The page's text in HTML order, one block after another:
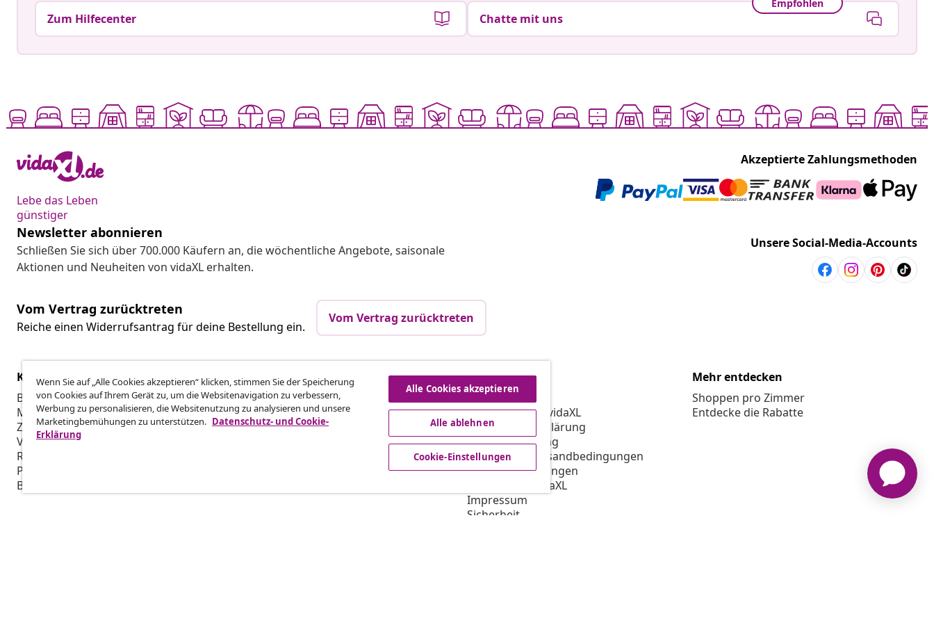
Zum Hilfecenter
Empfohlen
Chatte mit uns
Lebe das Leben
günstiger
Akzeptierte Zahlungsmethoden
Newsletter abonnieren
Schließen Sie sich über 700.000 Käufern an, die wöchentliche Angebote, saisonale
Aktionen und Neuheiten von vidaXL erhalten.
Unsere Social-Media-Accounts
Vom Vertrag zurücktreten
Reiche einen Widerrufsantrag für deine Bestellung ein.
Vom Vertrag zurücktreten
Kundenservice
Bestellung verfolgen
Mein Konto
Zahlung
Versand & Lieferung
Retoure
Produktinformationen
Bestellung
Business
Partnerprogramm
Produktion für vidaXL
Marketing-Kooperation
vidaXL
Über vidaXL
AGB Verkäufer vidaXL
Datenschutzerklärung
Cookie-Erklärung
Priorisierte Versandbedingungen
Cookie-Einstellungen
Arbeiten bei vidaXL
Impressum
Sicherheit
Mehr entdecken
Shoppen pro Zimmer
Entdecke die Rabatte
Wenn Sie auf „Alle Cookies akzeptieren“ klicken, stimmen Sie der Speicherung
von Cookies auf Ihrem Gerät zu, um die Websitenavigation zu verbessern,
Werbung zu personalisieren, die Websitenutzung zu analysieren und unsere
Marketingbemühungen zu unterstützen. Datenschutz- und Cookie-
Erklärung
Alle Cookies akzeptieren
Alle ablehnen
Cookie-Einstellungen